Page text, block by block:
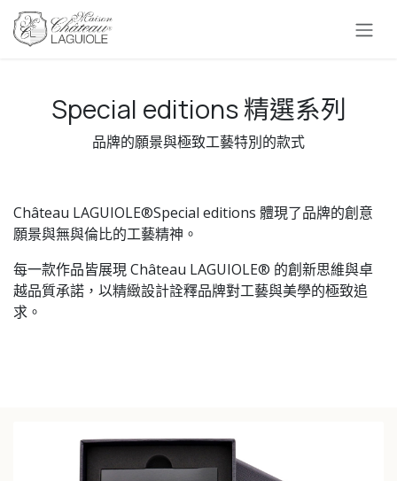
跳至內容
Special editions 精選系列
品牌的願景與極致工藝特別的款式
Château LAGUIOLE®Special editions 體現了品牌的創意
願景與無與倫比的工藝精神。
每一款作品皆展現 Château LAGUIOLE® 的創新思維與卓
越品質承諾，以精緻設計詮釋品牌對工藝與美學的極致追
求。